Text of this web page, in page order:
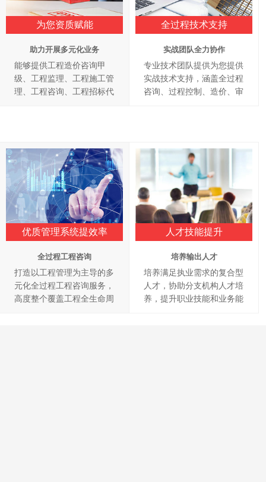
为您资质赋能
助力开展多元化业务
能够提供工程造价咨询甲
级、工程监理、工程施工管
理、工程咨询、工程招标代
全过程技术支持
实战团队全力协作
专业技术团队提供为您提供
实战技术支持，涵盖全过程
咨询、过程控制、造价、审
优质管理系统提效率
全过程工程咨询
打造以工程管理为主导的多
元化全过程工程咨询服务，
高度整个覆盖工程全生命周
人才技能提升
培养输出人才
培养满足执业需求的复合型
人才，协助分支机构人才培
养，提升职业技能和业务能